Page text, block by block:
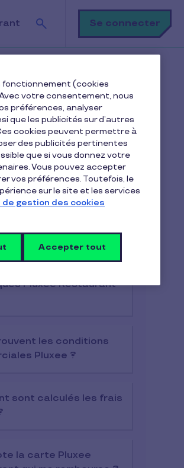
Recherche
Se connecter
la catégorie
et
contrats
Pluxee Restaurant
les conditions
Pluxee ?
sont calculés les frais
la carte Pluxee
fonctionnement (cookies
votre consentement, nous
préférences, analyser
que les publicités sur d’autres
cookies peuvent permettre à
des publicités pertinentes
que si vous donnez votre
Vous pouvez accepter
vos préférences. Toutefois, le
sur le site et les services
de gestion des cookies
Accepter tout